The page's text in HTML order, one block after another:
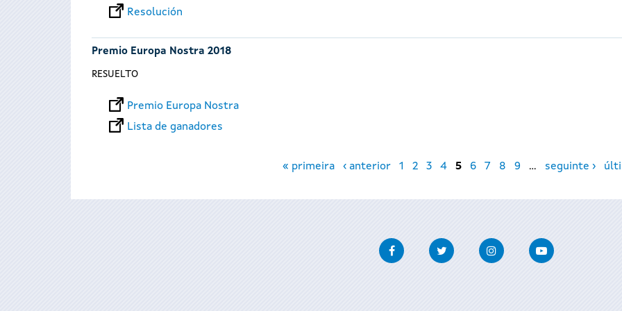
Resolución
Premio Europa Nostra 2018
RESUELTO
Premio Europa Nostra
Lista de ganadores
« primeira ‹ anterior 1 2 3 4 5 6 7 8 9 … seguinte ›
FacebookTwitter InstagramYoutube